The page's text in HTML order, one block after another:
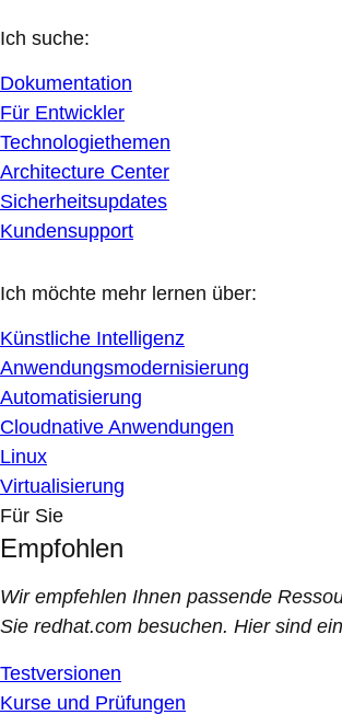
Ich suche:
Dokumentation
Für Entwickler
Technologiethemen
Architecture Center
Sicherheitsupdates
Kundensupport
Ich möchte mehr lernen über:
Künstliche Intelligenz
Anwendungsmodernisierung
Automatisierung
Cloudnative Anwendungen
Linux
Virtualisierung
Für Sie
Empfohlen
Wir empfehlen Ihnen passende
Sie redhat.com besuchen. Hier sind
Testversionen
Kurse und Prüfungen